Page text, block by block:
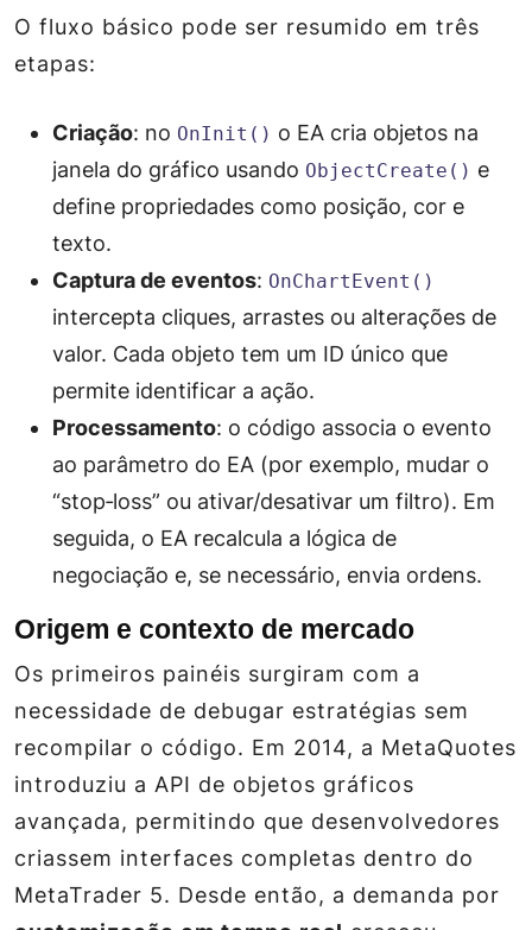
O fluxo básico pode ser resumido em três
etapas:
Criação: no OnInit() o EA cria objetos na
janela do gráfico usando ObjectCreate() e
define propriedades como posição, cor e
texto.
Captura de eventos: OnChartEvent()
intercepta cliques, arrastes ou alterações de
valor. Cada objeto tem um ID único que
permite identificar a ação.
Processamento: o código associa o evento
ao parâmetro do EA (por exemplo, mudar o
“stop‑loss” ou ativar/desativar um filtro). Em
seguida, o EA recalcula a lógica de
negociação e, se necessário, envia ordens.
Origem e contexto de mercado
Os primeiros painéis surgiram com a
necessidade de debugar estratégias sem
recompilar o código. Em 2014, a MetaQuotes
introduziu a API de objetos gráficos
avançada, permitindo que desenvolvedores
criassem interfaces completas dentro do
MetaTrader 5. Desde então, a demanda por